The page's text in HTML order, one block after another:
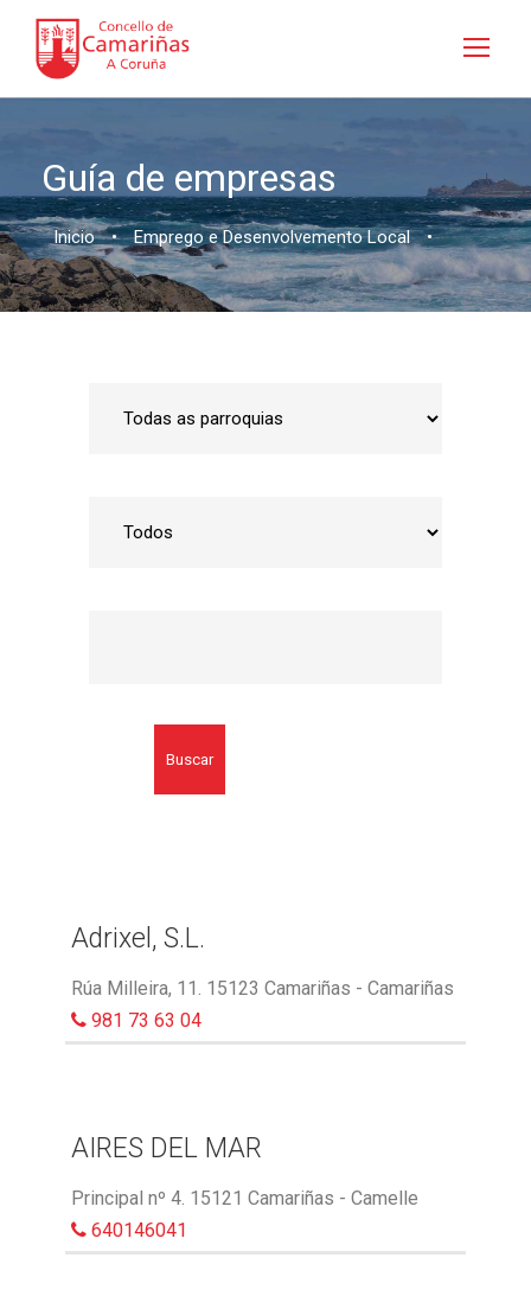
Guía de empresas
Inicio • Emprego e Desenvolvemento Local •
Buscar
Adrixel, S.L.
Rúa Milleira, 11. 15123 Camariñas - Camariñas
981 73 63 04
AIRES DEL MAR
Principal nº 4. 15121 Camariñas - Camelle
640146041